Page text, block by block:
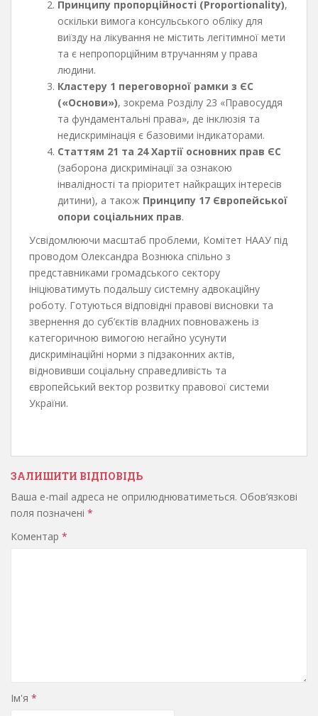
Принципу пропорційності (Proportionality),
оскільки вимога консульського обліку для
виїзду на лікування не містить легітимної мети
та є непропорційним втручанням у права
людини.
Кластеру 1 переговорної рамки з ЄС
(«Основи»), зокрема Розділу 23 «Правосуддя
та фундаментальні права», де інклюзія та
недискримінація є базовими індикаторами.
Статтям 21 та 24 Хартії основних прав ЄС
(заборона дискримінації за ознакою
інвалідності та пріоритет найкращих інтересів
дитини), а також Принципу 17 Європейської
опори соціальних прав.
Усвідомлюючи масштаб проблеми, Комітет НААУ під
проводом Олександра Вознюка спільно з
представниками громадського сектору
ініціюватимуть подальшу системну адвокаційну
роботу. Готуються відповідні правові висновки та
звернення до суб’єктів владних повноважень із
категоричною вимогою негайно усунути
дискримінаційні норми з підзаконних актів,
відновивши соціальну справедливість та
європейський вектор розвитку правової системи
України.
ЗАЛИШИТИ ВІДПОВІДЬ
Ваша e-mail адреса не оприлюднюватиметься. Обов’язкові
поля позначені *
Коментар *
Ім'я *